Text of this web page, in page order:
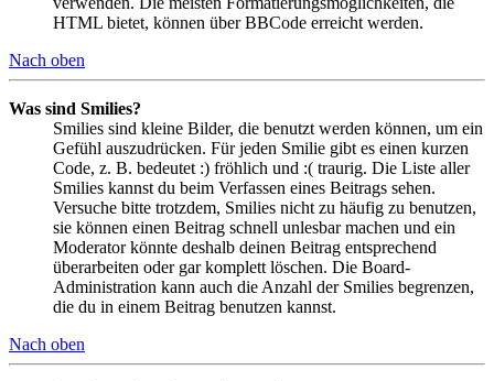
HTML bietet, können über BBCode erreicht werden.
Nach oben
Was sind Smilies?
Smilies sind kleine Bilder, die benutzt werden können, um ein
Gefühl auszudrücken. Für jeden Smilie gibt es einen kurzen
Code, z. B. bedeutet :) fröhlich und :( traurig. Die Liste aller
Smilies kannst du beim Verfassen eines Beitrags sehen.
Versuche bitte trotzdem, Smilies nicht zu häufig zu benutzen,
sie können einen Beitrag schnell unlesbar machen und ein
Moderator könnte deshalb deinen Beitrag entsprechend
überarbeiten oder gar komplett löschen. Die Board-
Administration kann auch die Anzahl der Smilies begrenzen,
die du in einem Beitrag benutzen kannst.
Nach oben